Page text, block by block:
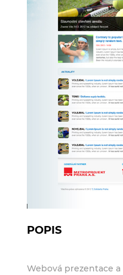
POPIS
Webová prezentace